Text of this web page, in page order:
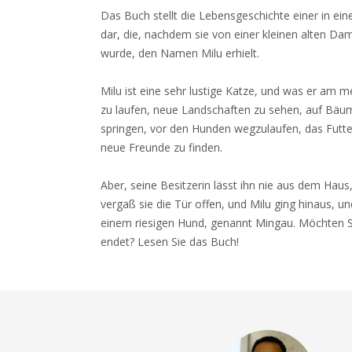
Das Buch stellt die Lebensgeschichte einer in
dar, die, nachdem sie von einer kleinen alten
wurde, den Namen Milu erhielt.
Milu ist eine sehr lustige Katze, und was er am
zu laufen, neue Landschaften zu sehen, auf
springen, vor den Hunden wegzulaufen, das
neue Freunde zu finden.
Aber, seine Besitzerin lässt ihn nie aus dem
vergaß sie die Tür offen, und Milu ging hinaus,
einem riesigen Hund, genannt Mingau. Möchten
endet? Lesen Sie das Buch!